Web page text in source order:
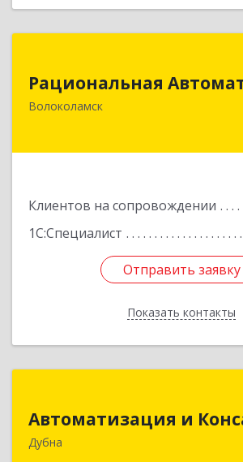
Рациональная
Волоколамск
Клиентов на сопровождении
1С:Специалист
Отправить заявку
Показать контакты
143600, Московская обл,
Волоколамск г,
Отправить заявку
Назад
Автоматизация и
Дубна
141983, Московская обл,
Программистов ул, дом № 4,